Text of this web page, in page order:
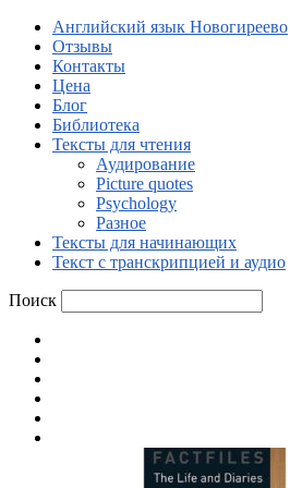
Английский язык Новогиреево
Отзывы
Контакты
Цена
Блог
Библиотека
Тексты для чтения
Аудирование
Picture quotes
Psychology
Разное
Тексты для начинающих
Текст с транскрипцией и аудио
Поиск